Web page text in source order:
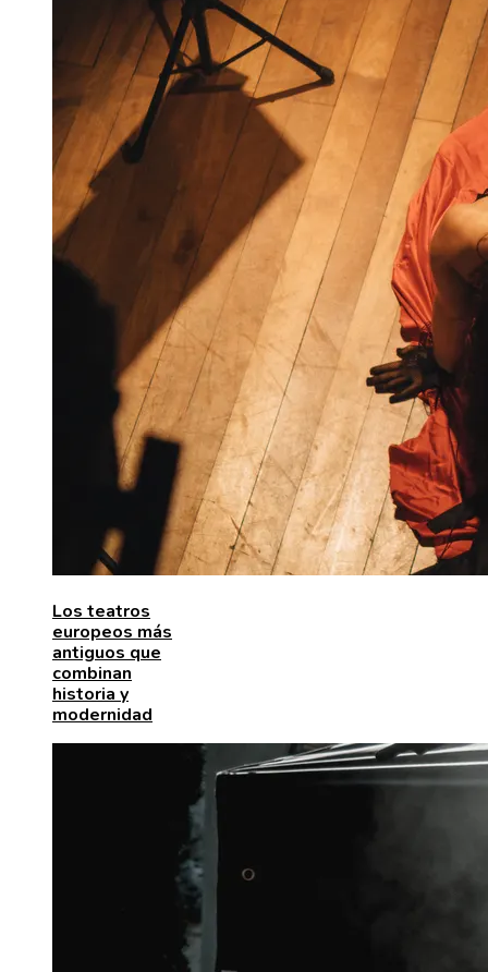
Los teatros
europeos más
antiguos que
combinan
historia y
modernidad